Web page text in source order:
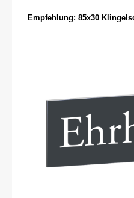
Produktgalerie
Empfehlung: 85x30